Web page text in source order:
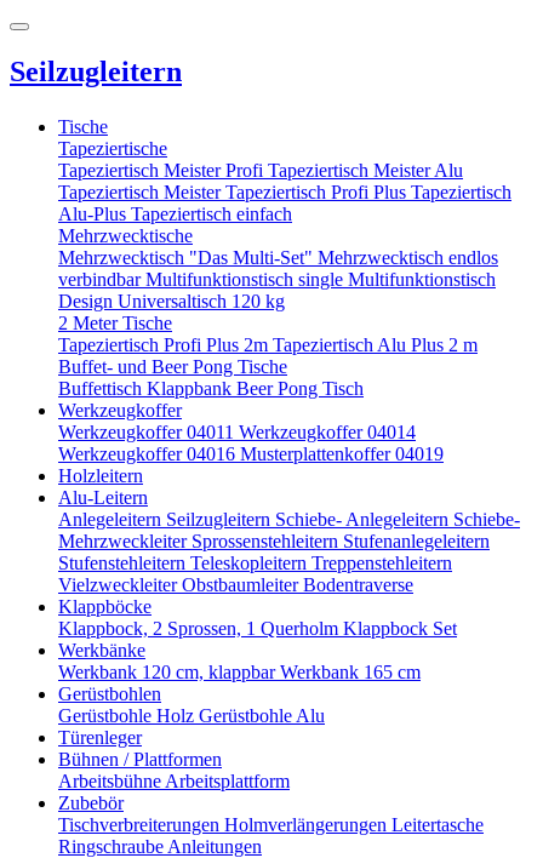
Seilzugleitern
Tische
Tapeziertische
Tapeziertisch Meister Profi Tapeziertisch Meister Alu
Tapeziertisch MeisterTapeziertisch Profi Plus Tapeziertisch
Alu-Plus Tapeziertisch einfach
Mehrzwecktische
Mehrzwecktisch "Das Multi-Set" Mehrzwecktisch endlos
verbindbarMultifunktionstisch single Multifunktionstisch
Design Universaltisch 120 kg
2 Meter Tische
Tapeziertisch Profi Plus 2m Tapeziertisch Alu Plus 2 m
Buffet- und Beer Pong Tische
Buffettisch Klappbank Beer Pong Tisch
Werkzeugkoffer
Werkzeugkoffer 04011 Werkzeugkoffer 04014
Werkzeugkoffer 04016 Musterplattenkoffer 04019
Holzleitern
Alu-Leitern
Anlegeleitern Seilzugleitern Schiebe- Anlegeleitern Schiebe-
Mehrzweckleiter Sprossenstehleitern Stufenanlegeleitern
Stufenstehleitern Teleskopleitern Treppenstehleitern
VielzweckleiterObstbaumleiterBodentraverse
Klappböcke
Klappbock, 2 Sprossen, 1 Querholm Klappbock Set
Werkbänke
Werkbank 120 cm, klappbarWerkbank 165 cm
Gerüstbohlen
Gerüstbohle Holz Gerüstbohle Alu
Türenleger
Bühnen / Plattformen
Arbeitsbühne Arbeitsplattform
Zubebör
Tischverbreiterungen Holmverlängerungen Leitertasche
Ringschraube Anleitungen